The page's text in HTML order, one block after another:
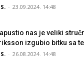
- 23.09.2024. 14:48
nas je veliki
izgubio bitku sa
- 26.08.2024. 14:48